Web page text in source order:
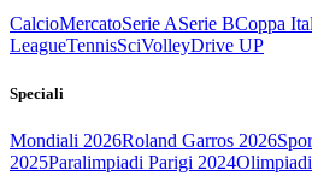
CalcioMercatoSerie ASerie BCoppa
LeagueTennisSciVolleyDrive UP
Speciali
Mondiali 2026Roland Garros 2026
2025Paralimpiadi Parigi 2024